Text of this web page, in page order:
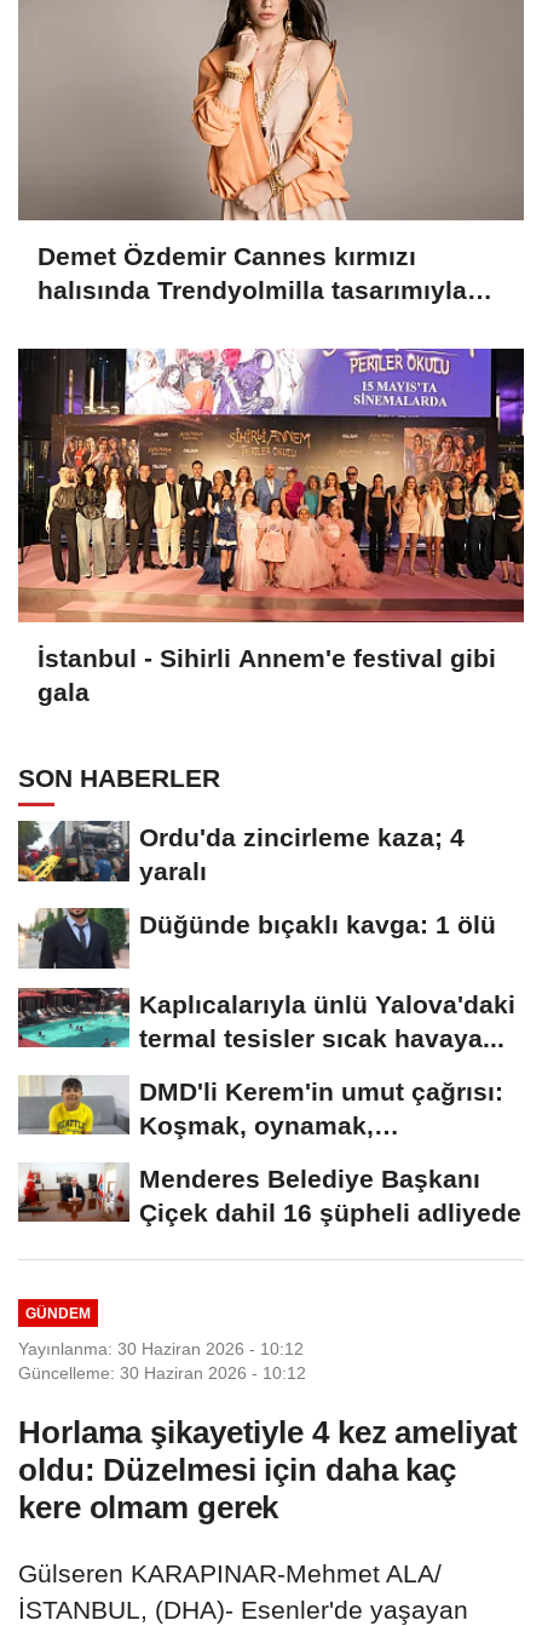
Demet Özdemir Cannes kırmızı
halısında Trendyolmilla tasarımıyla
İstanbul - Sihirli Annem'e festival gibi
gala
SON HABERLER
Ordu'da zincirleme kaza; 4
yaralı
Düğünde bıçaklı kavga: 1 ölü
Kaplıcalarıyla ünlü Yalova'daki
termal tesisler sıcak havaya...
DMD'li Kerem'in umut çağrısı:
Koşmak, oynamak,
Menderes Belediye Başkanı
Çiçek dahil 16 şüpheli adliyede
GÜNDEM
Yayınlanma: 30 Haziran 2026 - 10:12
Güncelleme: 30 Haziran 2026 - 10:12
Horlama şikayetiyle 4 kez ameliyat
oldu: Düzelmesi için daha kaç
kere olmam gerek
Gülseren KARAPINAR-Mehmet ALA/
İSTANBUL, (DHA)- Esenler'de yaşayan